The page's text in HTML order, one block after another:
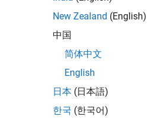
Talent Network
Erhalten Sie personalisierte
und
New Zealand (English)
中国
简体中文
English
日本 (日本語)
한국 (한국어)